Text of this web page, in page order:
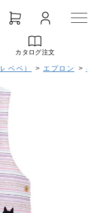
カタログ注文
ベベ） > エプロン > キ